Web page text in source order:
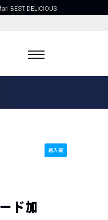
BEST DELICIOUS
ンド
再入荷
ド加